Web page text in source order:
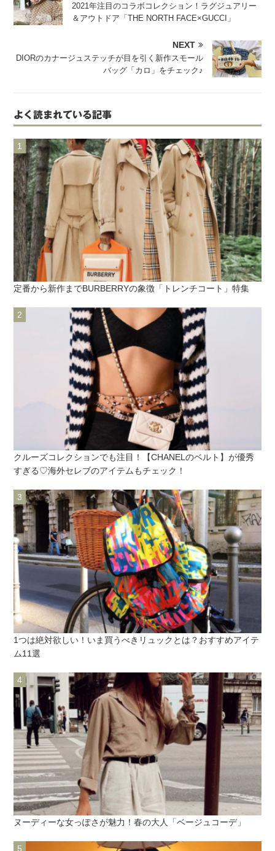
2021年注目のコラボコレクション！ラグジュアリー
＆アウトドア「THE NORTH FACE×GUCCI」
NEXT
DIORのカナージュステッチが目を引く新作スモール
バッグ「カロ」をチェック♪
よく読まれている記事
定番から新作までBURBERRYの象徴「トレンチコート」特集
クルーズコレクションでも注目！【CHANELのベルト】が優秀
すぎる♡海外セレブのアイテムもチェック！
1つは絶対欲しい！いま買うべきリュックとは？おすすめアイテ
ム11選
ヌーディーな女っぽさが魅力！春の大人「ベージュコーデ」